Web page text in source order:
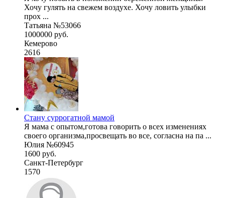
Хочу гулять на свежем воздухе. Хочу ловить улыбки
прох ...
Татьяна №53066
1000000 руб.
Кемерово
2616
Стану суррогатной мамой
Я мама с опытом,готова говорить о всех изменениях
своего организма,просвещать во все, согласна на па ...
Юлия №60945
1600 руб.
Санкт-Петербург
1570